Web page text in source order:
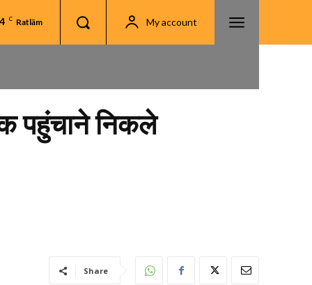
C Ratlām My account
पहुंचाने निकले
Share